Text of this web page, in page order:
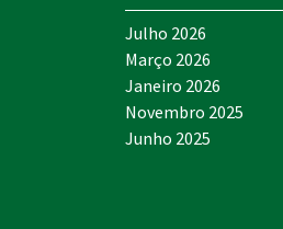
Julho 2026
Março 2026
Janeiro 2026
Novembro 2025
Junho 2025